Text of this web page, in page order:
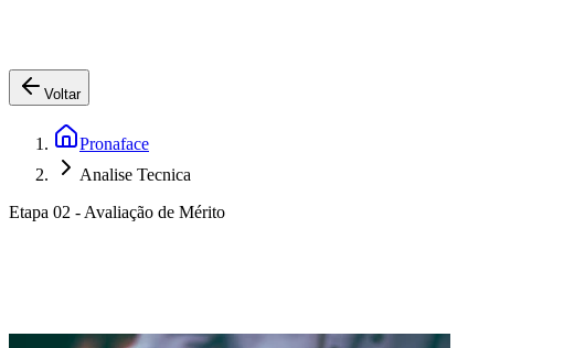
Voltar
Pronaface
Analise Tecnica
Etapa 02 - Avaliação de Mérito